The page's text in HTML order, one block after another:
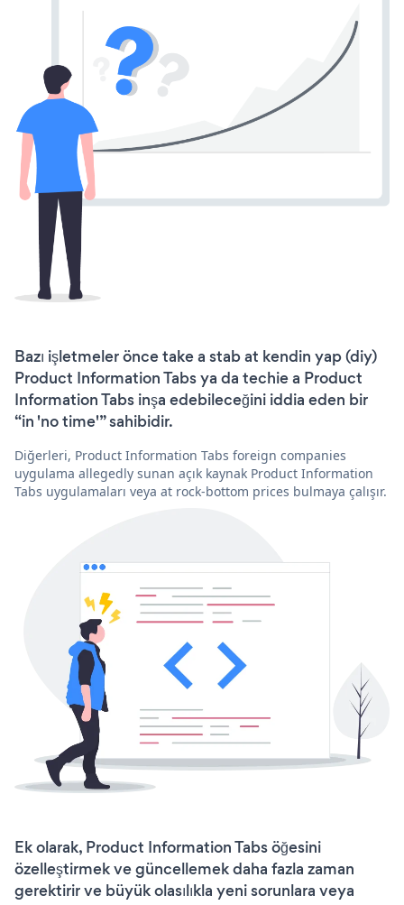
Bazı işletmeler önce take a stab at kendin yap (diy)
Product Information Tabs ya da techie a Product
Information Tabs inşa edebileceğini iddia eden bir
“in 'no time'” sahibidir.
Diğerleri, Product Information Tabs foreign companies
uygulama allegedly sunan açık kaynak Product Information
Tabs uygulamaları veya at rock-bottom prices bulmaya çalışır.
Ek olarak, Product Information Tabs öğesini
özelleştirmek ve güncellemek daha fazla zaman
gerektirir ve büyük olasılıkla yeni sorunlara veya